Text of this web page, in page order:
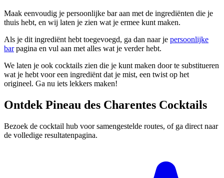
Maak eenvoudig je persoonlijke bar aan met de ingrediënten die je
thuis hebt, en wij laten je zien wat je ermee kunt maken.
Als je dit ingrediënt hebt toegevoegd, ga dan naar je persoonlijke
barpagina en vul aan met alles wat je verder hebt.
We laten je ook cocktails zien die je kunt maken door te substitueren
wat je hebt voor een ingrediënt dat je mist, een twist op het
origineel. Ga nu iets lekkers maken!
Ontdek Pineau des Charentes Cocktails
Bezoek de cocktail hub voor samengestelde routes, of ga direct naar
de volledige resultatenpagina.